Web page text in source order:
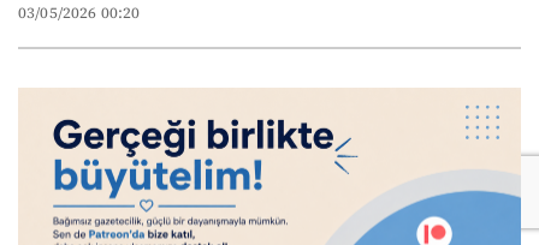
03/05/2026 00:20